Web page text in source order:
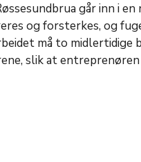
går inn i en
og forsterkes, og
må to midlertidige
slik at entreprenøren